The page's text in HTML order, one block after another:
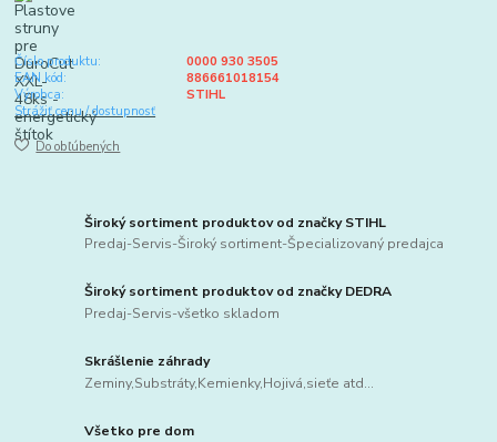
Číslo produktu:
0000 930 3505
EAN kód:
886661018154
Výrobca:
STIHL
Strážiť cenu / dostupnosť
Do obľúbených
Široký sortiment produktov od značky STIHL
Predaj-Servis-Široký sortiment-Špecializovaný predajca
Široký sortiment produktov od značky DEDRA
Predaj-Servis-všetko skladom
Skrášlenie záhrady
Zeminy,Substráty,Kemienky,Hojivá,sieťe atd...
Všetko pre dom